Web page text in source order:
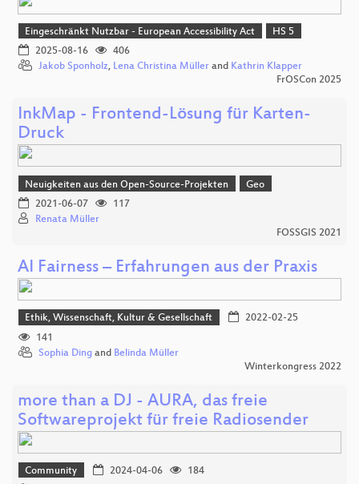
Eingeschränkt Nutzbar - European Accessibility Act
HS 5
2025-08-16
406
Jakob Sponholz, Lena Christina Müller and Kathrin Klapper
FrOSCon 2025
InkMap - Frontend-Lösung für Karten-
Druck
Neuigkeiten aus den Open-Source-Projekten
Geo
2021-06-07
117
Renata Müller
FOSSGIS 2021
AI Fairness – Erfahrungen aus der Praxis
Ethik, Wissenschaft, Kultur & Gesellschaft
2022-02-25
141
Sophia Ding and Belinda Müller
Winterkongress 2022
more than a DJ - AURA, das freie
Softwareprojekt für freie Radiosender
Community 2024-04-06
184